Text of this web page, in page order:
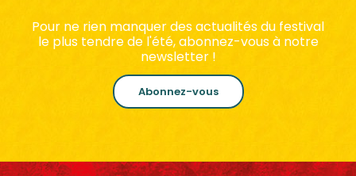
Pour ne rien manquer des actualités du festival
le plus tendre de l'été, abonnez-vous à notre
newsletter !
Abonnez-vous